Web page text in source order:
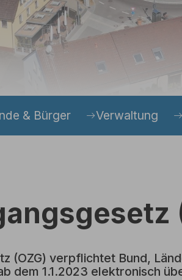
& Bürger Verwaltung
(OZG) verpflichtet Bund,
dem 1.1.2023 elektronisch